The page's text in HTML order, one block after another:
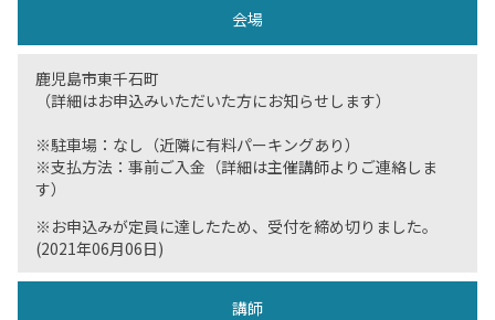
会場
鹿児島市東千石町
（詳細はお申込みいただいた方にお知らせします）
※駐車場：なし（近隣に有料パーキングあり）
※支払方法：事前ご入金（詳細は主催講師よりご連絡しま
す）
※お申込みが定員に達したため、受付を締め切りました。
(2021年06月06日)
講師